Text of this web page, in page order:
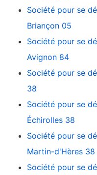
Société pour se
Briançon 05
Société pour se
Avignon 84
Société pour se
38
Société pour se
Échirolles 38
Société pour se
Martin-d'Hères 38
Société pour se